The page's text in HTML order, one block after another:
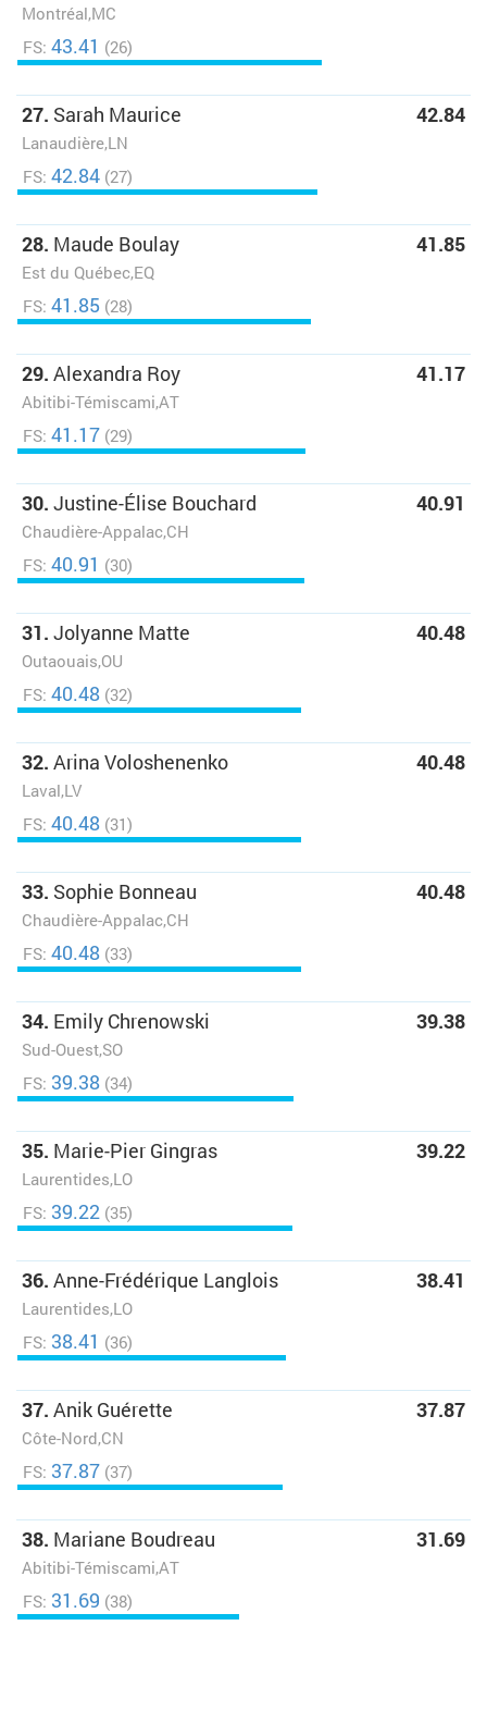
Montréal,MC
FS: 43.41 (26)
27. Sarah Maurice
Lanaudière,LN
42.84
FS: 42.84 (27)
28. Maude Boulay
Est du Québec,EQ
41.85
FS: 41.85 (28)
29. Alexandra Roy
Abitibi-Témiscami,AT
41.17
FS: 41.17 (29)
30. Justine-Élise Bouchard
Chaudière-Appalac,CH
40.91
FS: 40.91 (30)
31. Jolyanne Matte
Outaouais,OU
40.48
FS: 40.48 (32)
32. Arina Voloshenenko
Laval,LV
40.48
FS: 40.48 (31)
33. Sophie Bonneau
Chaudière-Appalac,CH
40.48
FS: 40.48 (33)
34. Emily Chrenowski
Sud-Ouest,SO
39.38
FS: 39.38 (34)
35. Marie-Pier Gingras
Laurentides,LO
39.22
FS: 39.22 (35)
36. Anne-Frédérique Langlois
Laurentides,LO
38.41
FS: 38.41 (36)
37. Anik Guérette
Côte-Nord,CN
37.87
FS: 37.87 (37)
38. Mariane Boudreau
Abitibi-Témiscami,AT
31.69
FS: 31.69 (38)